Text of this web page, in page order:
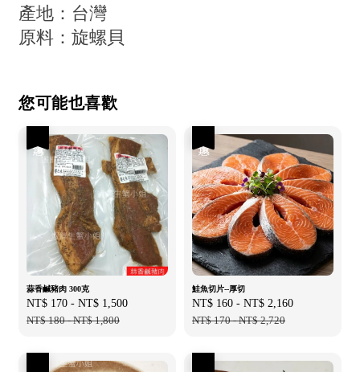
產地：台灣
原料：旋螺貝
您可能也喜歡
蒜香鹹豬肉 300克
Sale
price
NT$ 170 - NT$ 1,500
NT$ 180-NT$ 1,800
鮭魚切片--厚切
Sale
price
NT$ 160 - NT$ 2,160
NT$ 170-NT$ 2,720